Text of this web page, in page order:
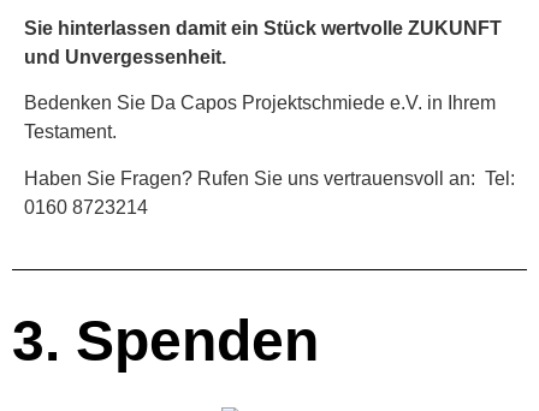
Sie hinterlassen damit ein Stück wertvolle ZUKUNFT
und Unvergessenheit.
Bedenken Sie Da Capos Projektschmiede e.V. in Ihrem
Testament.
Haben Sie Fragen? Rufen Sie uns vertrauensvoll an: Tel:
0160 8723214
3. Spenden